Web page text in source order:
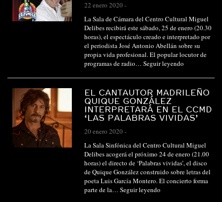
22 enero 2020 -
La Sala de Cámara del Centro Cultural Miguel
Delibes recibirá este sábado, 25 de enero (20.30
horas), el espectáculo creado e interpretado por
el periodista José Antonio Abellán sobre su
propia vida profesional. El popular locutor de
programas de radio… Seguir leyendo
EL CANTAUTOR MADRILEÑO
QUIQUE GONZÁLEZ
INTERPRETARÁ EN EL CCMD
‘LAS PALABRAS VIVIDAS’
20 enero 2020 -
La Sala Sinfónica del Centro Cultural Miguel
Delibes acogerá el próximo 24 de enero (21.00
horas) el directo de ‘Palabras vividas’, el disco
de Quique González construido sobre letras del
poeta Luis García Montero. El concierto forma
parte de la… Seguir leyendo